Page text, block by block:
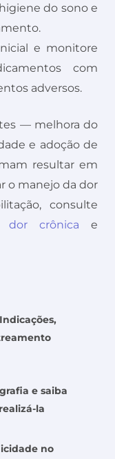
do sono e
e monitore
com
adversos.
— melhora do
e adoção de
resultar em
o manejo da dor
consulte
dor crônica e
e saiba
la
no